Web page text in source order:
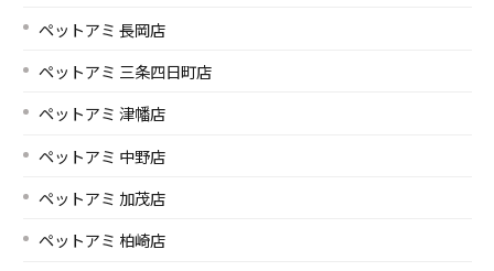
ペットアミ 長岡店
ペットアミ 三条四日町店
ペットアミ 津幡店
ペットアミ 中野店
ペットアミ 加茂店
ペットアミ 柏崎店